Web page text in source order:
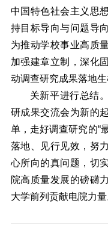
中国特色社会主义思
持目标导向与问题导
为推动学校事业高质
加强建章立制，深化
动调查研究成果落地生
关新平进行总结
研成果交流会为新的
单，走好调查研究的“
落地、见行见效，努
心所向的真问题，切
院高质量发展的磅礴
大学前列贡献电院力量